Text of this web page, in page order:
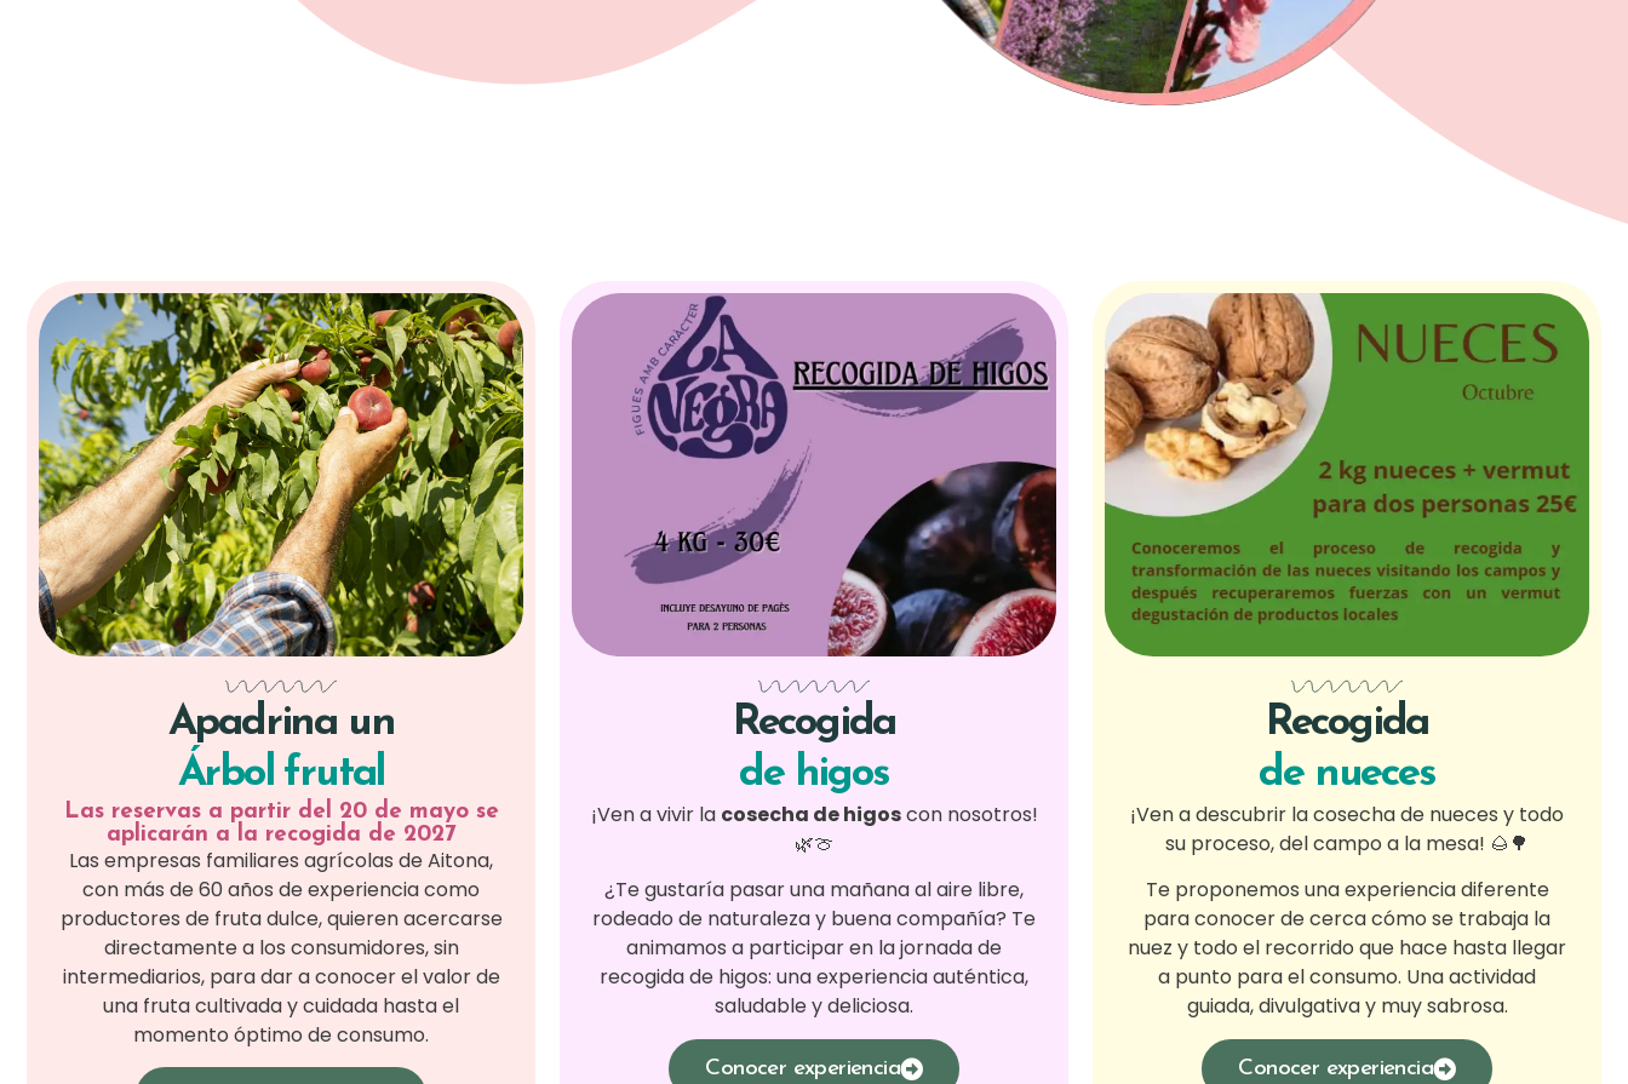
Apadrina un
Árbol frutal
Las reservas a partir del 20 de mayo se
aplicarán a la recogida de 2027
Las empresas familiares agrícolas de Aitona,
con más de 60 años de experiencia como
productores de fruta dulce, quieren acercarse
directamente a los consumidores, sin
intermediarios, para dar a conocer el valor de
una fruta cultivada y cuidada hasta el
momento óptimo de consumo.
Recogida
de higos
¡Ven a vivir la cosecha de higoscon nosotros!
🌿🍈
¿Te gustaría pasar una mañana al aire libre,
rodeado de naturaleza y buena compañía? Te
animamos a participar en la jornada de
recogida de higos: una experiencia auténtica,
saludable y deliciosa.
Conocer experiencia
Recogida
de nueces
¡Ven a descubrir la cosecha de nueces y todo
su proceso, del campo a la mesa! 🌰🌳
Te proponemos una experiencia diferente
para conocer de cerca cómo se trabaja la
nuez y todo el recorrido que hace hasta llegar
a punto para el consumo. Una actividad
guiada, divulgativa y muy sabrosa.
Conocer experiencia